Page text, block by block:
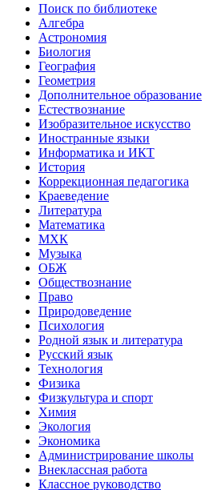
Поиск по библиотеке
Алгебра
Астрономия
Биология
География
Геометрия
Дополнительное образование
Естествознание
Изобразительное искусство
Иностранные языки
Информатика и ИКТ
История
Коррекционная педагогика
Краеведение
Литература
Математика
МХК
Музыка
ОБЖ
Обществознание
Право
Природоведение
Психология
Родной язык и литература
Русский язык
Технология
Физика
Физкультура и спорт
Химия
Экология
Экономика
Администрирование школы
Внеклассная работа
Классное руководство